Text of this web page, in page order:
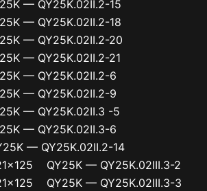
— QY25K.02II.2-15
— QY25K.02II.2-18
— QY25K.02II.2-20
— QY25K.02II.2-21
— QY25K.02II.2-6
— QY25K.02II.2-9
— QY25K.02II.3 -5
— QY25K.02II.3-6
— QY25K.02II.2-14
QY25K — QY25K.02III.3-2
QY25K — QY25K.02III.3-3